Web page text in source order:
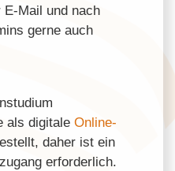
E-Mail und nach
gerne auch
als digitaleOnline-
daher ist ein
erforderlich.